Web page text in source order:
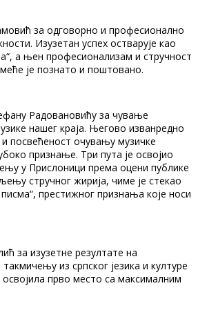
за одговорно и професионално
Изузетан успех остварује као
а њен професионализам и стручност
је познато и поштовано.
Радовановићу за чување
нашег краја. Његово изванредно
посвећеност очувању музичке
признање. Три пута је освојио
у Прислоници према оцени публике
стручног жирија, чиме је стекао
престижног признања које носи
за изузетне резултате на
из српског језика и културе
прво место са максималним